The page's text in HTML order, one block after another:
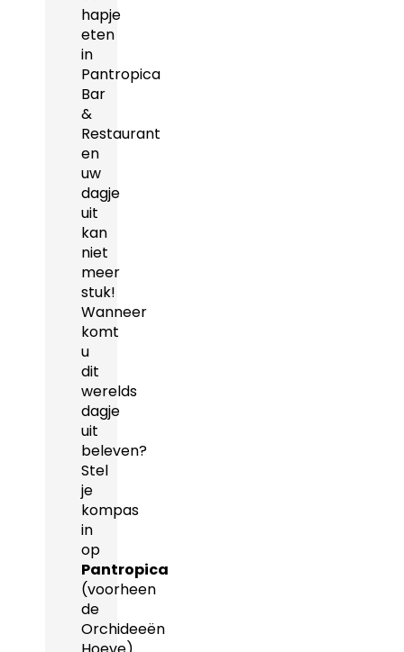
hapje
eten
in
Pantropica
Bar
&
Restaurant
en
uw
dagje
uit
kan
niet
meer
stuk!
Wanneer
komt
u
dit
werelds
dagje
uit
beleven?
Stel
je
kompas
in
op
Pantropica
(voorheen
de
Orchideeën